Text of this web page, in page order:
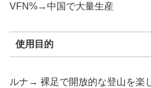
VFN%→中国で大量生産
使用目的
ルナ→ 裸足で開放的な登山を楽